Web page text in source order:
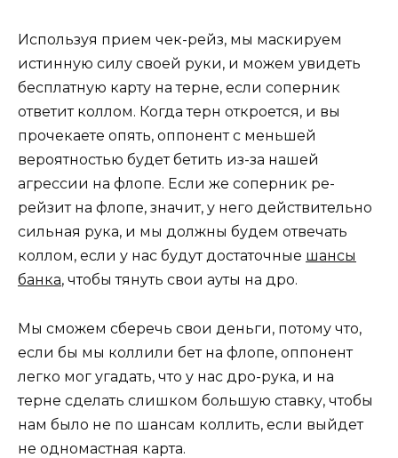
Используя прием чек-рейз, мы маскируем
истинную силу своей руки, и можем увидеть
бесплатную карту на терне, если соперник
ответит коллом. Когда терн откроется, и вы
прочекаете опять, оппонент с меньшей
вероятностью будет бетить из-за нашей
агрессии на флопе. Если же соперник ре-
рейзит на флопе, значит, у него действительно
сильная рука, и мы должны будем отвечать
коллом, если у нас будут достаточные шансы
банка, чтобы тянуть свои ауты на дро.
Мы сможем сберечь свои деньги, потому что,
если бы мы коллили бет на флопе, оппонент
легко мог угадать, что у нас дро-рука, и на
терне сделать слишком большую ставку, чтобы
нам было не по шансам коллить, если выйдет
не одномастная карта.